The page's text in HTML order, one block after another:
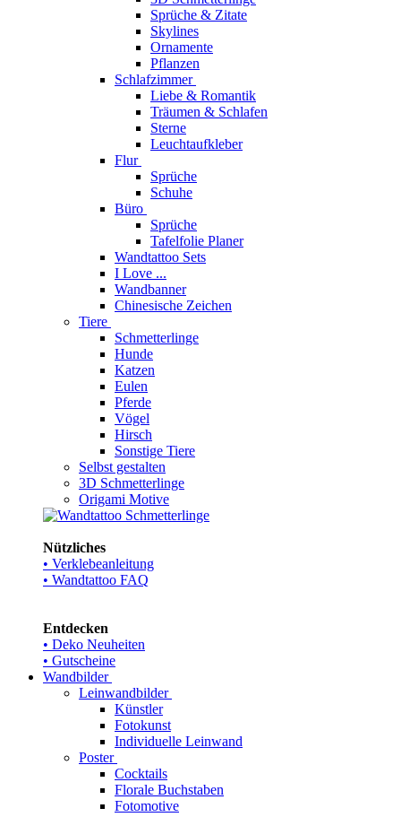
Sprüche & Zitate
Skylines
Ornamente
Pflanzen
Schlafzimmer
Liebe & Romantik
Träumen & Schlafen
Sterne
Leuchtaufkleber
Flur
Sprüche
Schuhe
Büro
Sprüche
Tafelfolie Planer
Wandtattoo Sets
I Love ...
Wandbanner
Chinesische Zeichen
Tiere
Schmetterlinge
Hunde
Katzen
Eulen
Pferde
Vögel
Hirsch
Sonstige Tiere
Selbst gestalten
3D Schmetterlinge
Origami Motive
Nützliches
• Verklebeanleitung
• Wandtattoo FAQ
Entdecken
• Deko Neuheiten
• Gutscheine
Wandbilder
Leinwandbilder
Künstler
Fotokunst
Individuelle Leinwand
Poster
Cocktails
Florale Buchstaben
Fotomotive